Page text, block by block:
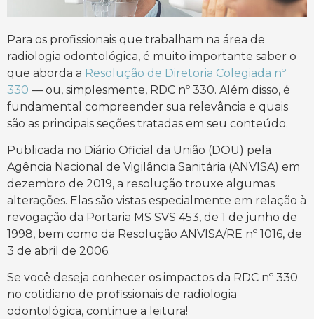
Para os profissionais que trabalham na área de
radiologia odontológica, é muito importante saber o
que aborda a Resolução de Diretoria Colegiada nº
330 — ou, simplesmente, RDC nº 330. Além disso, é
fundamental compreender sua relevância e quais
são as principais seções tratadas em seu conteúdo.
Publicada no Diário Oficial da União (DOU) pela
Agência Nacional de Vigilância Sanitária (ANVISA) em
dezembro de 2019, a resolução trouxe algumas
alterações. Elas são vistas especialmente em relação à
revogação da Portaria MS SVS 453, de 1 de junho de
1998, bem como da Resolução ANVISA/RE nº 1016, de
3 de abril de 2006.
Se você deseja conhecer os impactos da RDC nº 330
no cotidiano de profissionais de radiologia
odontológica, continue a leitura!